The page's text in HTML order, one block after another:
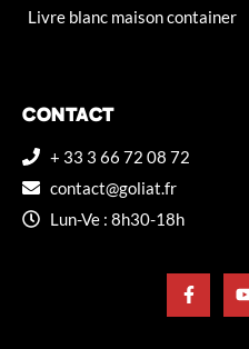
Livre blanc maison container
CONTACT
+ 33 3 66 72 08 72
contact@goliat.fr
Lun-Ve : 8h30-18h